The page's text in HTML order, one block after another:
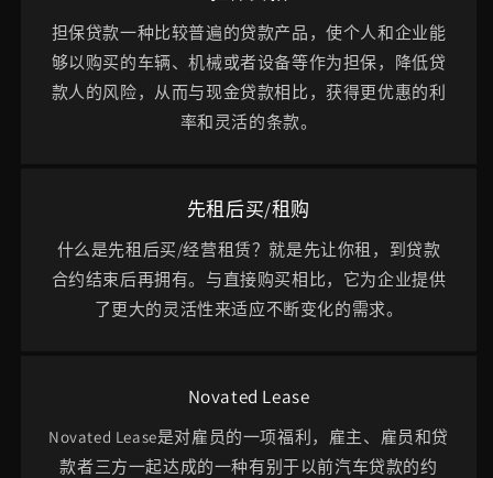
担保贷款一种比较普遍的贷款产品，使个人和企业能
够以购买的车辆、机械或者设备等作为担保，降低贷
款人的风险，从而与现金贷款相比，获得更优惠的利
率和灵活的条款。
先租后买/租购
什么是先租后买/经营租赁？就是先让你租，到贷款
合约结束后再拥有。与直接购买相比，它为企业提供
了更大的灵活性来适应不断变化的需求。
Novated Lease
Novated Lease是对雇员的一项福利，雇主、雇员和贷
款者三方一起达成的一种有别于以前汽车贷款的约